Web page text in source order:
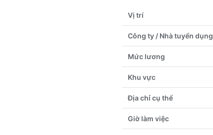
Vị trí
Công ty / Nhà tuyển dụng
Mức lương
Khu vực
Địa chỉ cụ thể
Giờ làm việc